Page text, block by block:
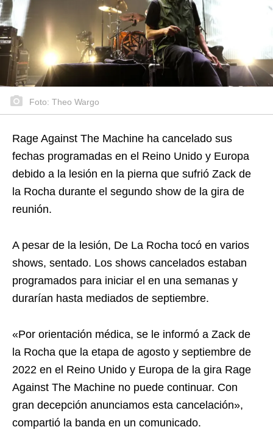
Foto: Theo Wargo
Rage Against The Machine ha cancelado sus
fechas programadas en el Reino Unido y Europa
debido a la lesión en la pierna que sufrió Zack de
la Rocha durante el segundo show de la gira de
reunión.
A pesar de la lesión, De La Rocha tocó en varios
shows, sentado. Los shows cancelados estaban
programados para iniciar el en una semanas y
durarían hasta mediados de septiembre.
«Por orientación médica, se le informó a Zack de
la Rocha que la etapa de agosto y septiembre de
2022 en el Reino Unido y Europa de la gira Rage
Against The Machine no puede continuar. Con
gran decepción anunciamos esta cancelación»,
compartió la banda en un comunicado.